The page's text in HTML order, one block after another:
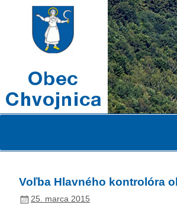
Voľba Hlavného kontrolóra
25. marca 2015